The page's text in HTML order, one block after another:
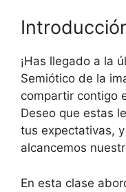
¡Has llegado a la
Semiótico de la
compartir contigo
Deseo que estas
tus expectativas,
alcancemos
En esta clase